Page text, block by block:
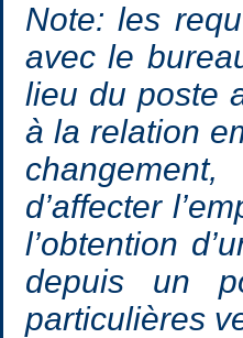
Note: les
avec le
lieu du poste
à la relation
d’affecter
l’obtention
depuis un
particulières